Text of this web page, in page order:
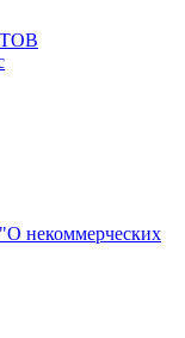
некоммерческих